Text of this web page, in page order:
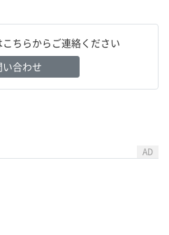
ちらからご連絡ください
い合わせ
AD